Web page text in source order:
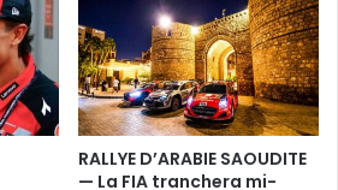
RALLYE D’ARABIE SAOUDITE
— La FIA tranchera mi-